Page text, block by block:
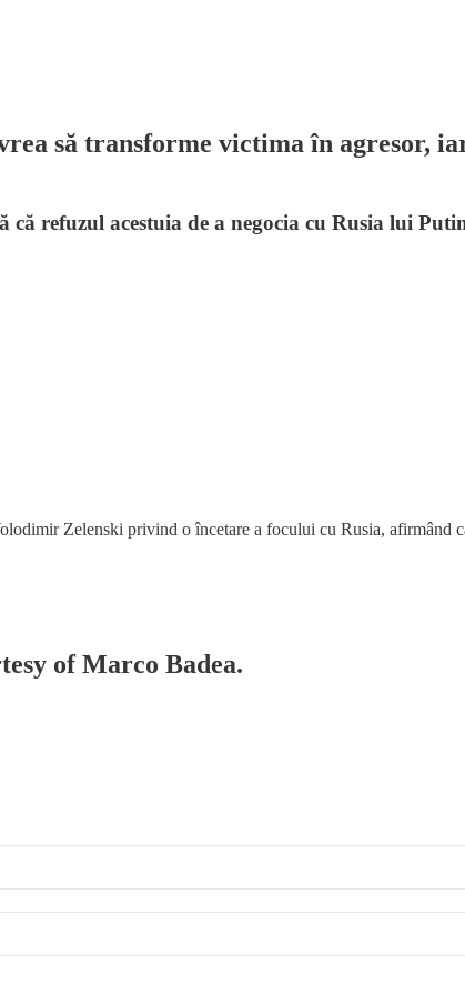
să transforme victima în agresor,
că refuzul acestuia de a negocia cu Rusia lui
Zelenski privind o încetare a focului cu Rusia, afirmând
of Marco Badea.